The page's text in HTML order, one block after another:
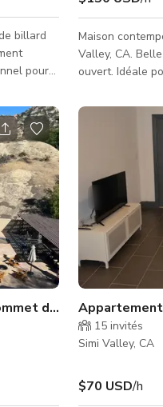
billard
pour
a déjà
un cadre
créatifs.
cadre de
Maison
Valley, CA.
ouvert. Idéale
jardin arrière.
de la montagne
Appartement
15 invités
Simi Valley, CA
$70 USD/h